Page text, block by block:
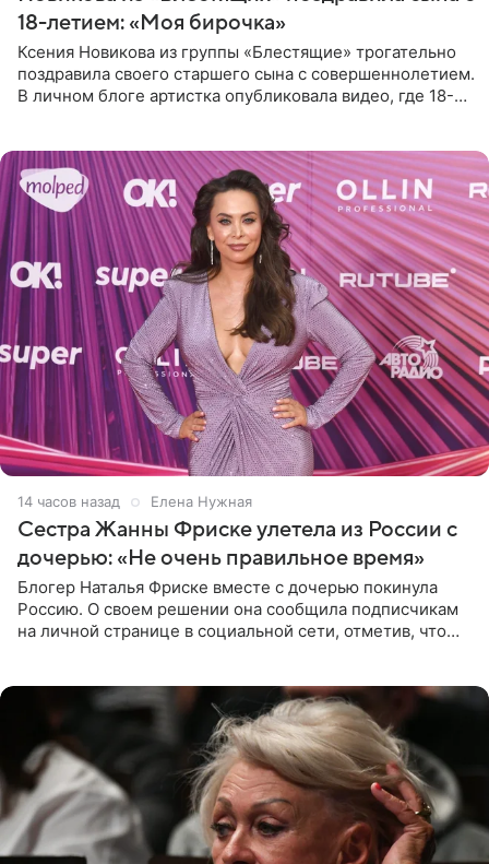
18-летием: «Моя бирочка»
Ксения Новикова из группы «Блестящие» трогательно
поздравила своего старшего сына с совершеннолетием.
В личном блоге артистка опубликовала видео, где 18-
14 часов назад Елена Нужная
Сестра Жанны Фриске улетела из России с
дочерью: «Не очень правильное время»
Блогер Наталья Фриске вместе с дочерью покинула
Россию. О своем решении она сообщила подписчикам
на личной странице в социальной сети, отметив, что